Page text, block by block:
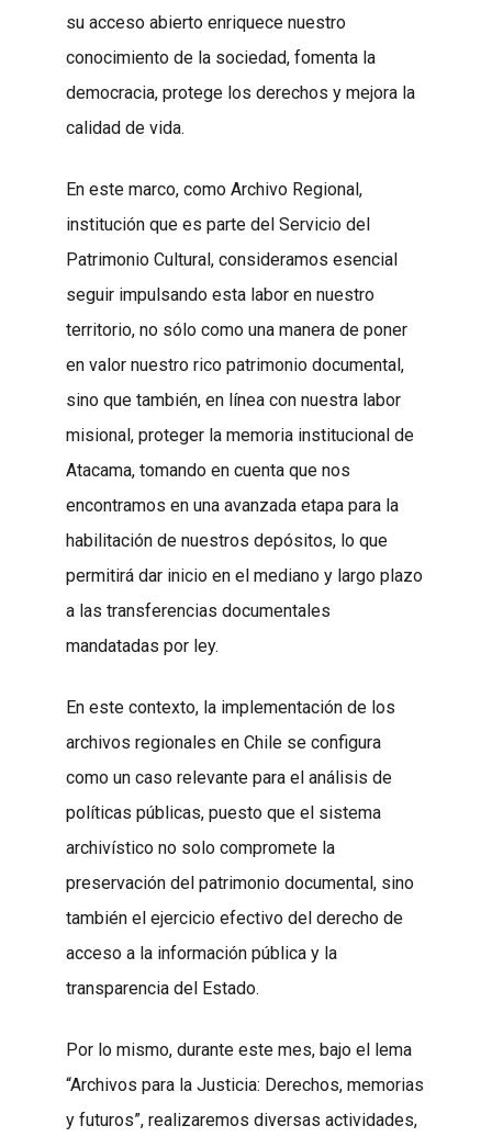
su acceso abierto enriquece nuestro
conocimiento de la sociedad, fomenta la
democracia, protege los derechos y mejora la
calidad de vida.
En este marco, como Archivo Regional,
institución que es parte del Servicio del
Patrimonio Cultural, consideramos esencial
seguir impulsando esta labor en nuestro
territorio, no sólo como una manera de poner
en valor nuestro rico patrimonio documental,
sino que también, en línea con nuestra labor
misional, proteger la memoria institucional de
Atacama, tomando en cuenta que nos
encontramos en una avanzada etapa para la
habilitación de nuestros depósitos, lo que
permitirá dar inicio en el mediano y largo plazo
a las transferencias documentales
mandatadas por ley.
En este contexto, la implementación de los
archivos regionales en Chile se configura
como un caso relevante para el análisis de
políticas públicas, puesto que el sistema
archivístico no solo compromete la
preservación del patrimonio documental, sino
también el ejercicio efectivo del derecho de
acceso a la información pública y la
transparencia del Estado.
Por lo mismo, durante este mes, bajo el lema
“Archivos para la Justicia: Derechos, memorias
y futuros”, realizaremos diversas actividades,